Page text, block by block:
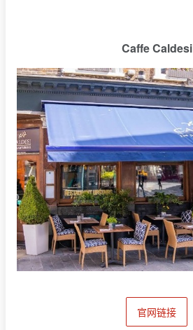
Caffe Caldesi
官网链接